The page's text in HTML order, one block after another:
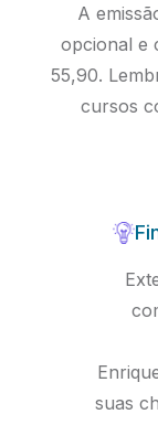
A
opcional e
55,90.
cursos
suas